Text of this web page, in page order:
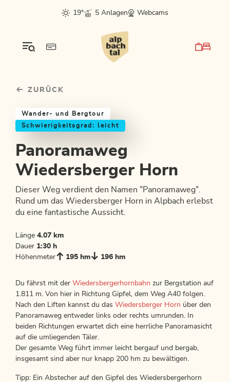
sr.skip-to.main-content
sr.skip-to.table-of-contents
sr.skip-to.main-navigation
19°
5 Anlagen Webcams
ZURÜCK
Wander- und Bergtour
Schwierigkeitsgrad: leicht
Panoramaweg
Wiedersberger Horn
Dieser Weg verdient den Namen "Panoramaweg".
Rund um das Wiedersberger Horn in Alpbach erlebst
du eine fantastische Aussicht.
Länge 4.07 km
Dauer 1:30 h
Höhenmeter
195 hm 196 hm
Du fährst mit der Wiedersbergerhornbahn zur Bergstation auf
1.811 m. Von hier in Richtung Gipfel, dem Weg A40 folgen.
Nach den Liften kannst du das Wiedersberger Horn über den
Panoramaweg entweder links oder rechts umrunden. In
beiden Richtungen erwartet dich eine herrliche Panoramasicht
auf die umliegenden Täler.
Der gesamte Weg führt immer leicht bergauf und bergab,
insgesamt sind aber nur knapp 200 hm zu bewältigen.
Tipp: Ein Abstecher auf den Gipfel des Wiedersbergerhorn